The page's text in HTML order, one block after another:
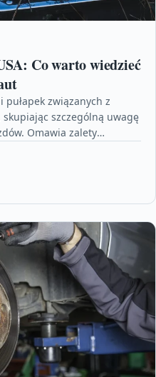
Co warto wiedzieć
pułapek związanych z
szczególną uwagę
Omawia zalety